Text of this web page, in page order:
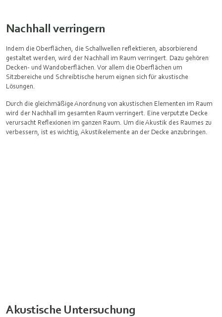
Nachhall verringern
Indem die Oberflächen, die Schallwellen reflektieren, absorbierend
gestaltet werden, wird der Nachhall im Raum verringert. Dazu gehören
Decken- und Wandoberflächen. Vor allem die Oberflächen um
Sitzbereiche und Schreibtische herum eignen sich für akustische
Lösungen.
Durch die gleichmäßige Anordnung von akustischen Elementen im Raum
wird der Nachhall im gesamten Raum verringert. Eine verputzte Decke
verursacht Reflexionen im ganzen Raum. Um die Akustik des Raumes zu
verbessern, ist es wichtig, Akustikelemente an der Decke anzubringen.
Akustische Untersuchung